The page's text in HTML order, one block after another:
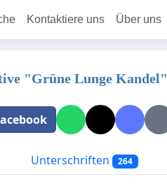
Kontaktiere uns Über uns
"Grüne Lunge Kandel"
Unterschriften 264